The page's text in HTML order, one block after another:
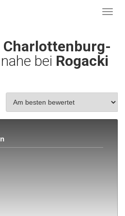
Charlottenburg-
nahe bei Rogacki